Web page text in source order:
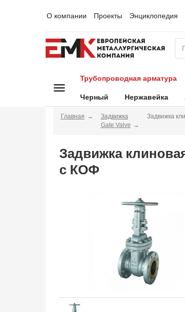
О компании Проекты Энциклопедия
Трубопроводная арматура
Черный Нержавейка
Главная
Задвижка
Gate Valve
Задвижка
Задвижка
с КОФ